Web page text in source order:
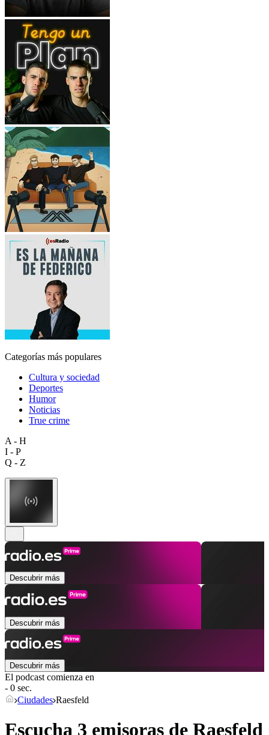
Categorías más populares
Cultura y sociedad
Deportes
Humor
Noticias
True crime
A - H
I - P
Q - Z
Descubrir más
Descubrir más
Descubrir más
El podcast comienza en
- 0 sec.
Ciudades Raesfeld
Escucha 3 emisoras de Raesfeld